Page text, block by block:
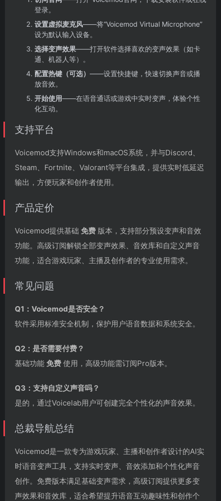
登录。
设置虚拟麦克风——将“Voicemod Virtual Microphone”
设为默认输入设备。
选择变声效果——打开软件选择喜欢的变声效果（如卡
通、机器人等）。
配置热键（可选） ——设置快捷键，快速切换声音或播
放音效。
开始使用——在语音通话或游戏中实时变声，体验个性
化互动。
支持平台
Voicemod支持Windows和macOS系统，并与Discord、
Steam、Fortnite、Valorant等平台集成，提供实时低延迟
输出，方便玩家和创作者使用。
产品定价
Voicemod提供基础 免费 版本，支持部分预设变声和音效
功能。高级订阅解锁全部变声效果、音效库和自定义声音
功能，适合游戏玩家、主播及创作者的专业使用需求。
常见问题
Q1：Voicemod是否安全？
软件采用标准安全机制，保护用户语音数据和系统安全。
Q2：是否需要付费？
基础功能 免费 使用，高级功能需订阅Pro版本。
Q3：支持自定义声音吗？
是的，通过Voicelab用户可创建完全个性化的声音效果。
总裁导航总结
Voicemod是一款专为游戏玩家、主播和创作者设计的AI实
时语音变声工具，支持实时变声、音效添加和个性化声音
创作。免费版本满足基础变声需求，高级订阅提供更多变
声效果和音效库，适合希望提升语音互动趣味性和创作个